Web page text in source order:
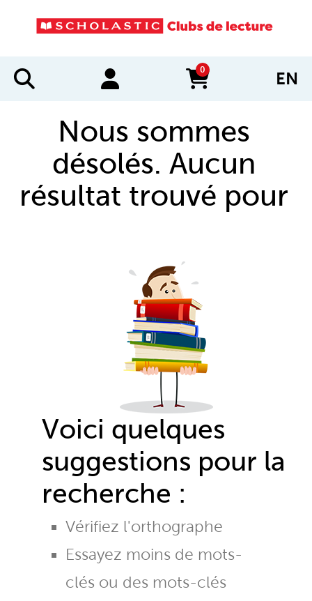
0
items in cart EN
Nous sommes
désolés. Aucun
résultat trouvé pour
Voici quelques
suggestions pour la
recherche :
Vérifiez l'orthographe
Essayez moins de mots-
clés ou des mots-clés